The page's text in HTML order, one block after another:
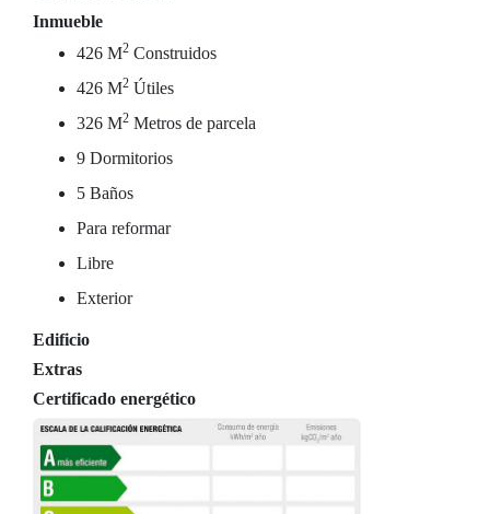
Inmueble
426 M2 Construidos
426 M2 Útiles
326 M2 Metros de parcela
9 Dormitorios
5 Baños
Para reformar
Libre
Exterior
Edificio
Extras
Certificado energético